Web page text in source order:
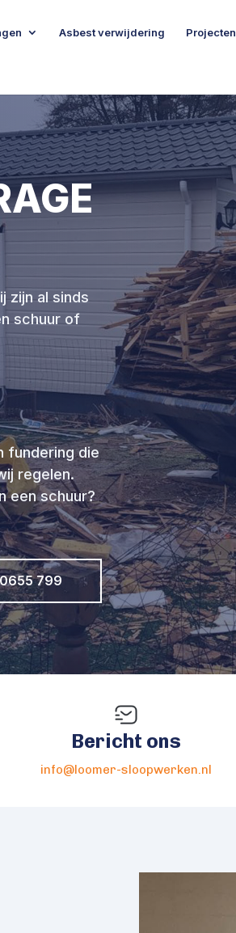
Asbest verwijdering Projecten
zijn al sinds
schuur of
fundering die
regelen.
een schuur?
799
Bericht ons
info@loomer-sloopwerken.nl